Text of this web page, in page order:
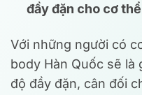
đầy đặn cho cơ thể
Với những người có
body Hàn Quốc sẽ là
độ đầy đặn, cân đối